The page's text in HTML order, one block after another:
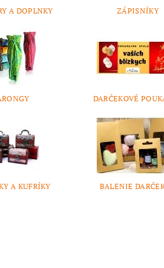
A DOPLNKY ZÁPISNÍKY
DARČEKOVÉ
A KUFRÍKY BALENIE